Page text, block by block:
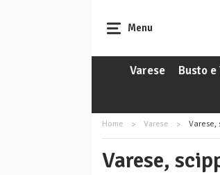
Menu
Varese Busto
Home Varese Varese,
Varese,